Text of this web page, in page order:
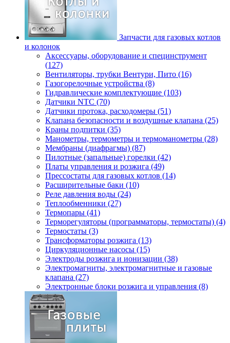
Запчасти для газовых котлов
и колонок
Аксессуары, оборудование и специнструмент
(127)
Вентиляторы, трубки Вентури, Пито (16)
Газогорелочные устройства (8)
Гидравлические комплектующие (103)
Датчики NTC (70)
Датчики протока, расходомеры (51)
Клапана безопасности и воздушные клапана (25)
Краны подпитки (35)
Манометры, термометры и термоманометры (28)
Мембраны (диафрагмы) (87)
Пилотные (запальные) горелки (42)
Платы управления и розжига (49)
Прессостаты для газовых котлов (14)
Расширительные баки (10)
Реле давления воды (24)
Теплообменники (27)
Термопары (41)
Терморегуляторы (программаторы, термостаты) (4)
Термостаты (3)
Трансформаторы розжига (13)
Циркуляционные насосы (15)
Электроды розжига и ионизации (38)
Электромагниты, электромагнитные и газовые
клапана (27)
Электронные блоки розжига и управления (8)